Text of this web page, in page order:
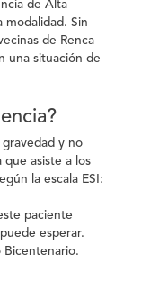
de Alta
modalidad. Sin
de Renca
una situación de
gravedad y no
asiste a los
la escala ESI:
paciente
esperar.
Bicentenario.